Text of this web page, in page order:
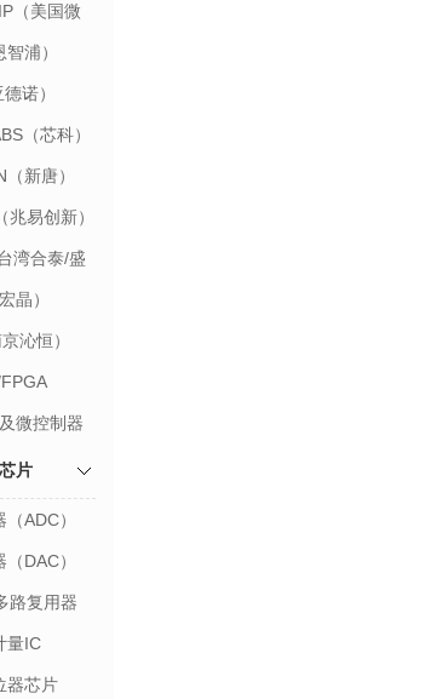
（美国微
浦）
诺）
（芯科）
新唐）
易创新）
湾合泰/盛
晶）
沁恒）
微控制器
片
ADC）
DAC）
路复用器
量IC
器芯片